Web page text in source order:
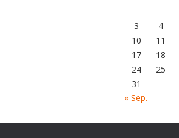
3
4
10
11
17
18
24
25
31
« Sep.